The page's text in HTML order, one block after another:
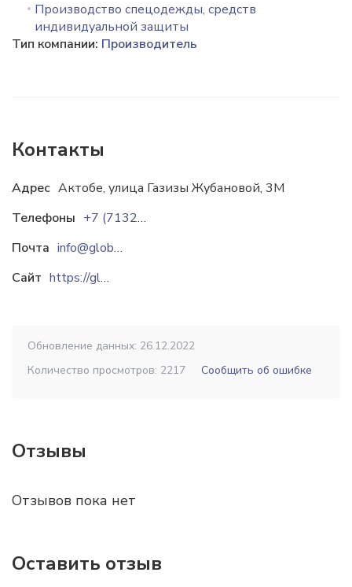
Производство спецодежды, средств
индивидуальной защиты
Тип компании: Производитель
Контакты
Адрес Актобе, улица Газизы Жубановой, 3М
Телефоны
+7 (7132) 57-23-63
Почта
info@global-specodezhda.kz
Сайт
https://global-specodezhda.kz
Обновление данных: 26.12.2022
Количество просмотров: 2217
Сообщить об ошибке
Отзывы
Отзывов пока нет
Оставить отзыв